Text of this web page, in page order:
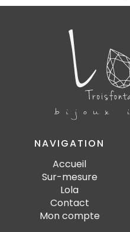
NAVIGATION
Accueil
Sur-mesure
Lola
Contact
Mon compte